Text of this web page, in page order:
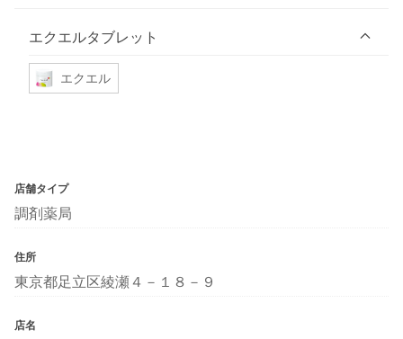
エクエルタブレット
エクエル
店舗タイプ
調剤薬局
住所
東京都足立区綾瀬４－１８－９
店名